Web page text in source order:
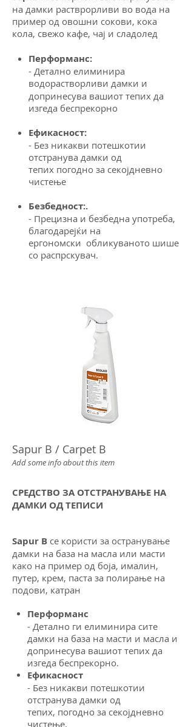
на дамки растврорливи во вода на
пример од овошни сокови, кока
кола, свежо кафе, чај и сладолед
Перформанс:
- Детално елиминира
водорастворливи дамки и
допринесува вашиот тепих да
изгеда беспрекорно
Ефикасност:
- Без никакви потешкотии
отстранува дамки од
тепих погодно за секојдневно
чистење
Безбедност:.
- Прецизна и безбедна употреба,
благодарејќи на
ергономски обликуваното шише
со распрскувач.
Sapur B / Carpet B
Add some info about this item
СРЕДСТВО ЗА ОТСТРАНУВАЊЕ НА
ДАМКИ ОД ТЕПИСИ
Sapur B се користи за остранување
дамки на база на масла или масти
како на пример од боја, ималин,
путер, крем, паста за полирање на
подови, катран
Перформанс
- Детално ги елиминира сите
дамки на база на масти и масла и
допринесува вашиот тепих да
изгеда беспрекорно.
Ефикасност
- Без никакви потешкотии
отстранува дамки од
тепих, погодно за секојдневно
чистење.